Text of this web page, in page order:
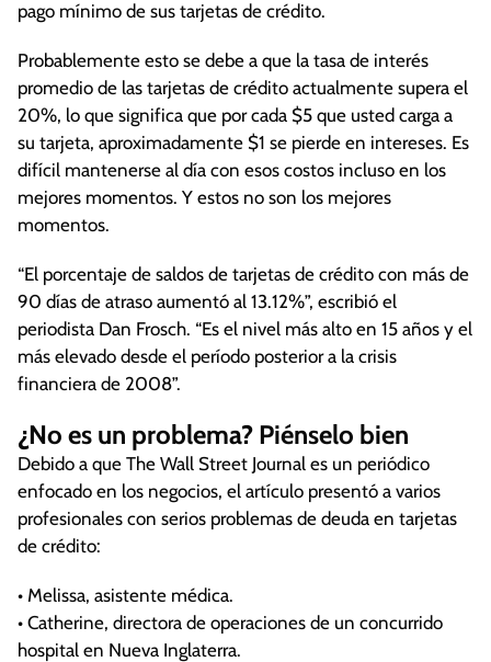
pago mínimo de sus tarjetas de crédito.
Probablemente esto se debe a que la tasa de interés
promedio de las tarjetas de crédito actualmente supera el
20%, lo que significa que por cada $5 que usted carga a
su tarjeta, aproximadamente $1 se pierde en intereses. Es
difícil mantenerse al día con esos costos incluso en los
mejores momentos. Y estos no son los mejores
momentos.
“El porcentaje de saldos de tarjetas de crédito con más de
90 días de atraso aumentó al 13.12%”, escribió el
periodista Dan Frosch. “Es el nivel más alto en 15 años y el
más elevado desde el período posterior a la crisis
financiera de 2008”.
¿No es un problema? Piénselo bien
Debido a que The Wall Street Journal es un periódico
enfocado en los negocios, el artículo presentó a varios
profesionales con serios problemas de deuda en tarjetas
de crédito:
• Melissa, asistente médica.
• Catherine, directora de operaciones de un concurrido
hospital en Nueva Inglaterra.